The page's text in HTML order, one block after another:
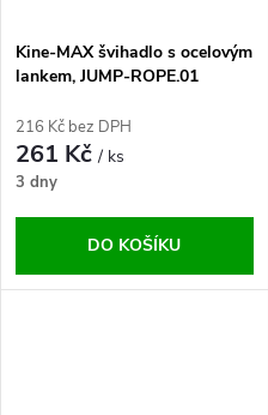
Kine-MAX švihadlo s ocelovým
lankem, JUMP-ROPE.01
216 Kč bez DPH
261 Kč/ ks
3 dny
DO KOŠÍKU